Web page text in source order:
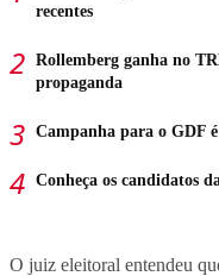
recentes
Rollemberg ganha no
propaganda
Campanha para o GDF
Conheça os candidatos
O juiz eleitoral entendeu